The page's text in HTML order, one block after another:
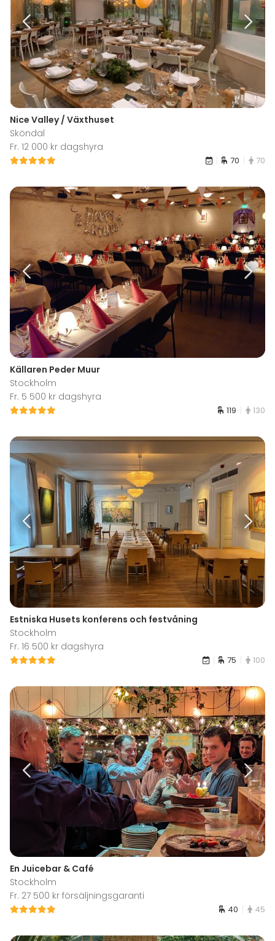
Nice Valley / Växthuset
Sköndal
Fr. 12 000 kr dagshyra
70 70
Källaren Peder Muur
Stockholm
Fr. 5 500 kr dagshyra
119 130
Estniska Husets konferens och festvåning
Stockholm
Fr. 16 500 kr dagshyra
75 100
En Juicebar & Café
Stockholm
Fr. 27 500 kr försäljningsgaranti
40 45